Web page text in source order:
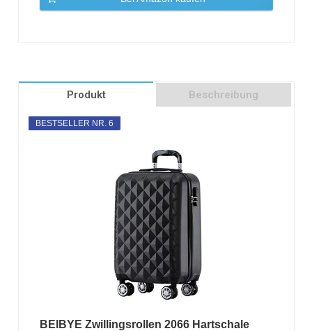
Produkt Beschreibung
BESTSELLER NR. 6
BEIBYE Zwillingsrollen 2066 Hartschale